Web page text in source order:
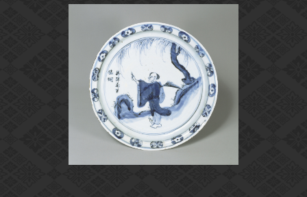
媒体資料・関連記事等
博物館、美術館の皆さまへ
文化庁よりご挨拶